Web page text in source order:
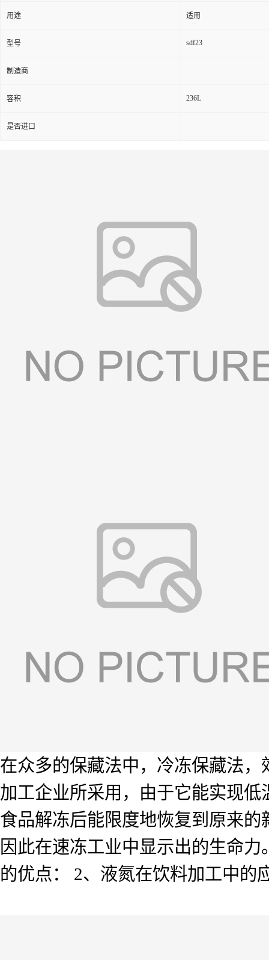
用途 适用
型号 sdf23
制造商
容积 236L
是否进口
在众多的保藏法中，冷冻保藏法
加工企业所采用，由于它能实现
食品解冻后能限度地恢复到原来
因此在速冻工业中显示出的生命
的优点： 2、液氮在饮料加工中的